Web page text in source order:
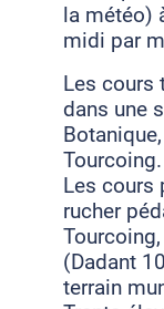
la météo)
midi par
Les cours
dans une
Tourcoing.
Les cours
rucher
(Dadant
terrain